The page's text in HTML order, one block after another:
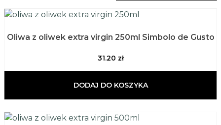
Oliwa z oliwek extra virgin 250ml Simbolo de Gusto
31.20 zł
DODAJ DO KOSZYKA